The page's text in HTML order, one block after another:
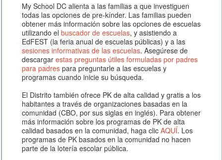
My School DC alienta a las familias a que investiguen
todas las opciones de pre-kínder. Las familias pueden
obtener más información sobre las opciones de escuelas
utilizando el buscador de escuelas, y asistiendo a
EdFEST (la feria anual de escuelas públicas) y a las
sesiones informativas de las escuelas. Asegúrese de
descargar estas preguntas útiles formuladas por padres
para padres para preguntarle a las escuelas y
programas cuando inicie su búsqueda.
El Distrito también ofrece PK de alta calidad y gratis a los
habitantes a través de organizaciones basadas en la
comunidad (CBO, por sus siglas en inglés). Para obtener
más información sobre los programas de PK de alta
calidad basados en la comunidad, haga clic AQUÍ. Los
programas de PK basados en la comunidad no hacen
parte de la lotería escolar pública.